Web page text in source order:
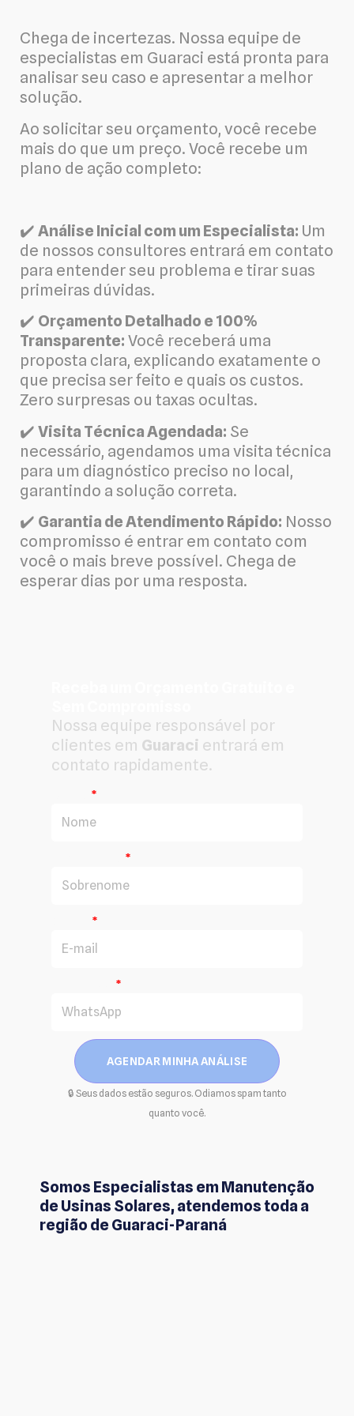
Chega de incertezas. Nossa equipe de
especialistas em Guaraci está pronta para
analisar seu caso e apresentar a melhor
solução.
Ao solicitar seu orçamento, você recebe
mais do que um preço. Você recebe um
plano de ação completo:
✔️ Análise Inicial com um Especialista: Um
de nossos consultores entrará em contato
para entender seu problema e tirar suas
primeiras dúvidas.
✔️ Orçamento Detalhado e 100%
Transparente: Você receberá uma
proposta clara, explicando exatamente o
que precisa ser feito e quais os custos.
Zero surpresas ou taxas ocultas.
✔️ Visita Técnica Agendada: Se
necessário, agendamos uma visita técnica
para um diagnóstico preciso no local,
garantindo a solução correta.
✔️ Garantia de Atendimento Rápido: Nosso
compromisso é entrar em contato com
você o mais breve possível. Chega de
esperar dias por uma resposta.
Somos Especialistas em Manutenção
de Usinas Solares, atendemos toda a
região de Guaraci-Paraná
Nossa equipe responsável por
clientes em Guaraci entrará em
contato rapidamente.
AGENDAR MINHA ANÁLISE
🔒 Seus dados estão seguros. Odiamos spam tanto
quanto você.